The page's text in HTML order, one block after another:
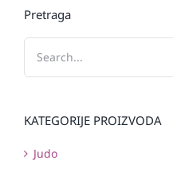
Pretraga
KATEGORIJE PROIZVODA
Judo